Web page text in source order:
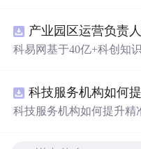
实现，涵盖语音信号预处
关键环节，并配套提供可
进一步验证与拓展。该方
复任务。; 适合人群：具备一定信号与系统、数字信号处理
理论基础，熟悉稀疏表示
程能力的研究生、科研人
①应用于语音通信、智
种高精度、高分辨率的数
主导的偏微分方程求解，
理、时间推进格式（如显
件的实施策略。通过多个
方程等）的仿真分析，充
科易网基于40亿+科创知
新领域的AI+数智化解决
智能化发展。
科技服务机构如何提升精